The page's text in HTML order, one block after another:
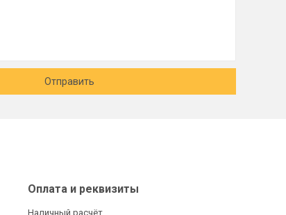
Отправить
Оплата и реквизиты
Наличный расчёт